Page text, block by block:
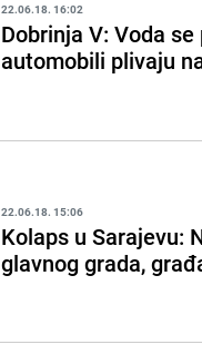
22.06.18. 16:02
Dobrinja V: Voda
automobili plivaju
22.06.18. 15:06
Kolaps u Sarajevu:
glavnog grada,